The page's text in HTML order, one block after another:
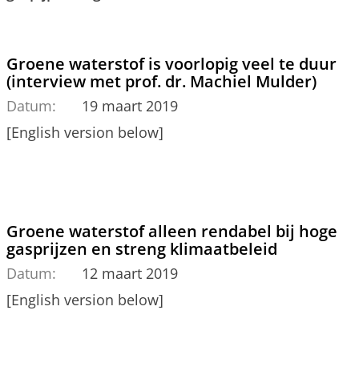
Groene waterstof is voorlopig veel te duur
(interview met prof. dr. Machiel Mulder)
Datum:
19 maart 2019
[English version below]
Groene waterstof alleen rendabel bij hoge
gasprijzen en streng klimaatbeleid
Datum:
12 maart 2019
[English version below]